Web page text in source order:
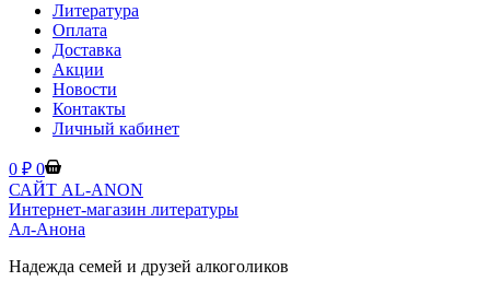
Литература
Оплата
Доставка
Акции
Новости
Контакты
Личный кабинет
Корзина
0 ₽ 0
САЙТ AL-ANON
Интернет-магазин литературы
Ал-Анона
Надежда семей и друзей алкоголиков